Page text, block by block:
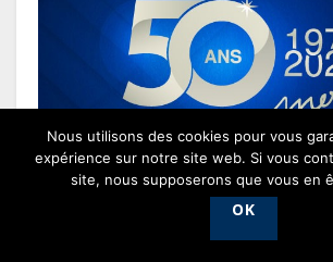
Nous utilisons des cookies pour vous
expérience sur notre site web. Si vous
site, nous supposerons que vous en
OK